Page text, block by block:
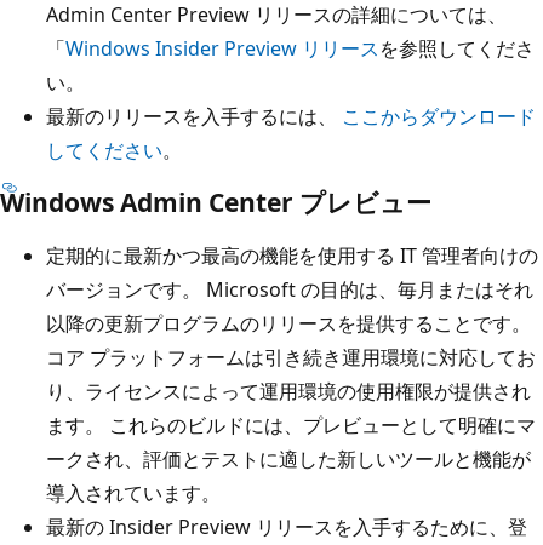
Admin Center Preview リリースの詳細については、
「Windows Insider Preview リリースを参照してくださ
い。
最新のリリースを入手するには、 ここからダウンロード
してください。
Windows Admin Center プレビュー
定期的に最新かつ最高の機能を使用する IT 管理者向けの
バージョンです。 Microsoft の目的は、毎月またはそれ
以降の更新プログラムのリリースを提供することです。
コア プラットフォームは引き続き運用環境に対応してお
り、ライセンスによって運用環境の使用権限が提供され
ます。 これらのビルドには、プレビューとして明確にマ
ークされ、評価とテストに適した新しいツールと機能が
導入されています。
最新の Insider Preview リリースを入手するために、登